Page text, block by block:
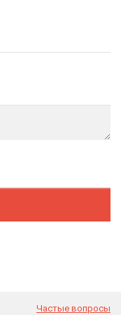
Частые вопросы